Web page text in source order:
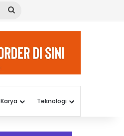
Cari
Guys?
Karya Teknologi